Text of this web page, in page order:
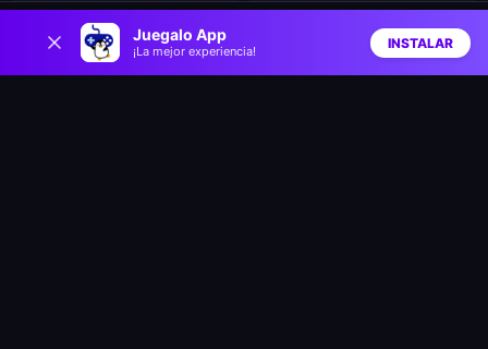
Juegalo App
¡La mejor experiencia!
INSTALAR
Dan the Man Rainbow Friends Return